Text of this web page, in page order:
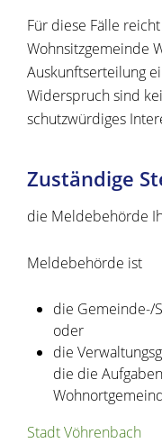
Für diese Fälle
Wohnsitzgemeinde
Auskunftserteilung
Widerspruch sind
schutzwürdiges
Zuständige
die Meldebehörde
Meldebehörde ist
die Gemeinde-/
oder
die
die die
Stadt Vöhrenbach